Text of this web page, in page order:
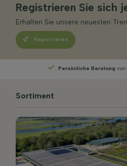
Registrieren Sie sich
Erhalten Sie unsere neuesten
Registrieren
Persönliche Beratung
Sortiment